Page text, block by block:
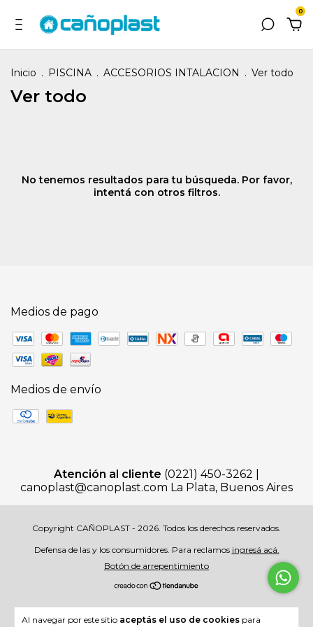
0
Al navegar por este sitio aceptás el uso de cookies para
Inicio . PISCINA . ACCESORIOS INTALACION . Ver todo
Ver todo
No tenemos resultados para tu búsqueda. Por favor,
intentá con otros filtros.
Medios de pago
Medios de envío
Atención al cliente (0221) 450-3262 |
canoplast@canoplast.com La Plata, Buenos Aires
Copyright CAÑOPLAST - 2026. Todos los derechos reservados.
Defensa de las y los consumidores. Para reclamos ingresá acá.
Botón de arrepentimiento